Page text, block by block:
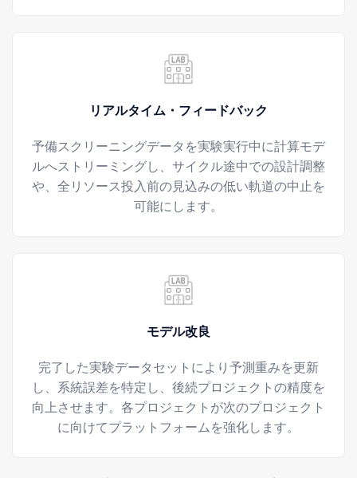
リアルタイム・フィードバック
予備スクリーニングデータを実験実行中に計算モデ
ルへストリーミングし、サイクル途中での設計調整
や、全リソース投入前の見込みの低い軌道の中止を
可能にします。
モデル改良
完了した実験データセットにより予測重みを更新
し、系統誤差を特定し、後続プロジェクトの精度を
向上させます。各プロジェクトが次のプロジェクト
に向けてプラットフォームを強化します。